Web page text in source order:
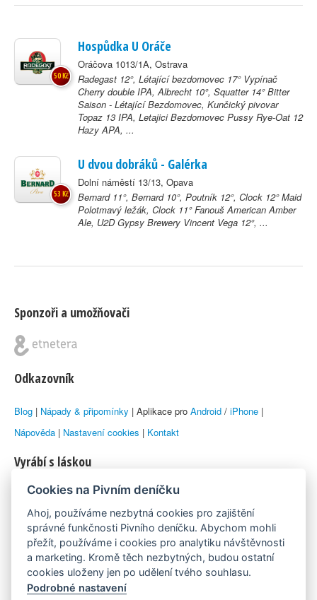
Hospůdka U Oráče
Oráčova 1013/1A, Ostrava
Radegast 12°, Létající bezdomovec 17° Vypínač
Cherry double IPA, Albrecht 10°, Squatter 14° Bitter
Saison - Létající Bezdomovec, Kunčický pivovar
Topaz 13 IPA, Letajici Bezdomovec Pussy Rye-Oat 12
Hazy APA, ...
50 Kč
U dvou dobráků - Galérka
Dolní náměstí 13/13, Opava
Bernard 11°, Bernard 10°, Poutník 12°, Clock 12° Maid
Polotmavý ležák, Clock 11° Fanouš American Amber
Ale, U2D Gypsy Brewery Vincent Vega 12°, ...
53 Kč
Sponzoři a umožňovači
Odkazovník
Blog | Nápady & připomínky | Aplikace pro Android / iPhone |
Nápověda | Nastavení cookies | Kontakt
Vyrábí s láskou
© 2010–2026 byLukáš Zemanaka Emka
Máme rádi
Pivní.info
Poznámka pod čarou
Cookies na Pivním deníčku
Ahoj, používáme nezbytná cookies pro zajištění
správné funkčnosti Pivního deníčku. Abychom mohli
přežít, používáme i cookies pro analytiku návštěvnosti
a marketing. Kromě těch nezbytných, budou ostatní
cookies uloženy jen po udělení tvého souhlasu.
Podrobné nastavení